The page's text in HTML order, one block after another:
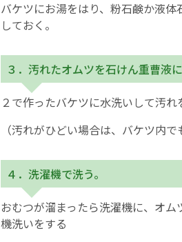
バケツにお湯をはり、粉石鹸か液
しておく。
３．汚れたオムツを石けん重曹液に
２で作ったバケツに水洗いして汚れ
（汚れがひどい場合は、バケツ内
４．洗濯機で洗う。
おむつが溜まったら洗濯機に、オ
機洗いをする
‘さんルー
遠方にお住まい